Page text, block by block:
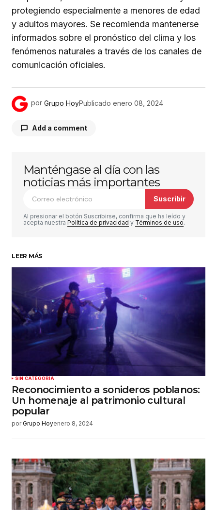
protegiendo especialmente a menores de edad
y adultos mayores. Se recomienda mantenerse
informados sobre el pronóstico del clima y los
fenómenos naturales a través de los canales de
comunicación oficiales.
por Grupo HoyPublicado enero 08, 2024
Add a comment
Tu dirección de correo electrónico no será
publicada. Los campos obligatorios están
marcados con*
Comentario*
Su nombre*
Tu correo electrónico*
Guardar mi nombre, correo electrónico y sitio
web en este navegador para la próxima vez que
haga un comentario.
Enviar comentario
Manténgase al día con las
noticias más importantes
Suscribir
Al presionar el botón Suscribirse, confirma que ha leído y
acepta nuestra Política de privacidad y Términos de uso.
LEER MÁS
SIN CATEGORÍA
Reconocimiento a sonideros poblanos:
Un homenaje al patrimonio cultural
popular
por Grupo Hoyenero 8, 2024